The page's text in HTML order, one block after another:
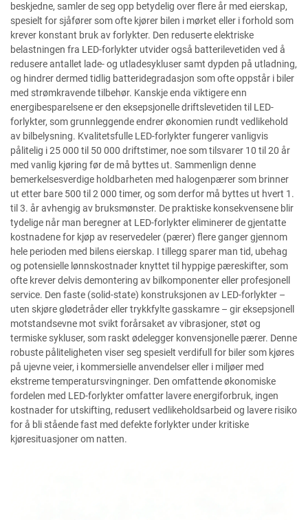
beskjedne, samler de seg opp betydelig over flere år med eierskap,
spesielt for sjåfører som ofte kjører bilen i mørket eller i forhold som
krever konstant bruk av forlykter. Den reduserte elektriske
belastningen fra LED-forlykter utvider også batterilevetiden ved å
redusere antallet lade- og utladesykluser samt dypden på utladning,
og hindrer dermed tidlig batteridegradasjon som ofte oppstår i biler
med strømkravende tilbehør. Kanskje enda viktigere enn
energibesparelsene er den eksepsjonelle driftslevetiden til LED-
forlykter, som grunnleggende endrer økonomien rundt vedlikehold
av bilbelysning. Kvalitetsfulle LED-forlykter fungerer vanligvis
pålitelig i 25 000 til 50 000 driftstimer, noe som tilsvarer 10 til 20 år
med vanlig kjøring før de må byttes ut. Sammenlign denne
bemerkelsesverdige holdbarheten med halogenpærer som brinner
ut etter bare 500 til 2 000 timer, og som derfor må byttes ut hvert 1.
til 3. år avhengig av bruksmønster. De praktiske konsekvensene blir
tydelige når man beregner at LED-forlykter eliminerer de gjentatte
kostnadene for kjøp av reservedeler (pærer) flere ganger gjennom
hele perioden med bilens eierskap. I tillegg sparer man tid, ubehag
og potensielle lønnskostnader knyttet til hyppige pæreskifter, som
ofte krever delvis demontering av bilkomponenter eller profesjonell
service. Den faste (solid-state) konstruksjonen av LED-forlykter –
uten skjøre glødetråder eller trykkfylte gasskamre – gir eksepsjonell
motstandsevne mot svikt forårsaket av vibrasjoner, støt og
termiske sykluser, som raskt ødelegger konvensjonelle pærer. Denne
robuste påliteligheten viser seg spesielt verdifull for biler som kjøres
på ujevne veier, i kommersielle anvendelser eller i miljøer med
ekstreme temperatursvingninger. Den omfattende økonomiske
fordelen med LED-forlykter omfatter lavere energiforbruk, ingen
kostnader for utskifting, redusert vedlikeholdsarbeid og lavere risiko
for å bli stående fast med defekte forlykter under kritiske
kjøresituasjoner om natten.